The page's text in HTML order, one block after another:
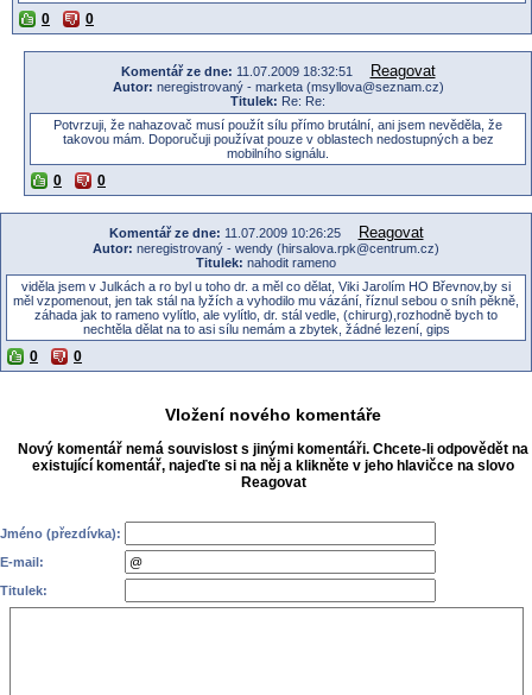
0 0
Komentář ze dne: 11.07.2009 18:32:51 Reagovat
Autor: neregistrovaný - marketa (msyllova@seznam.cz)
Titulek: Re: Re:
Potvrzuji, že nahazovač musí použít sílu přímo brutální, ani jsem nevěděla, že
takovou mám. Doporučuji používat pouze v oblastech nedostupných a bez
mobilního signálu.
0 0
Komentář ze dne: 11.07.2009 10:26:25 Reagovat
Autor: neregistrovaný - wendy (hirsalova.rpk@centrum.cz)
Titulek: nahodit rameno
viděla jsem v Julkách a ro byl u toho dr. a měl co dělat, Viki Jarolím HO Břevnov,by si
měl vzpomenout, jen tak stál na lyžích a vyhodilo mu vázání, říznul sebou o sníh pěkně,
záhada jak to rameno vylítlo, ale vylítlo, dr. stál vedle, (chirurg),rozhodně bych to
nechtěla dělat na to asi sílu nemám a zbytek, žádné lezení, gips
0 0
Vložení nového komentáře
Nový komentář nemá souvislost s jinými komentáři. Chcete-li odpovědět na
existující komentář, najeďte si na něj a klikněte v jeho hlavičce na slovo
Reagovat
Jméno (přezdívka):
E-mail:
Titulek: